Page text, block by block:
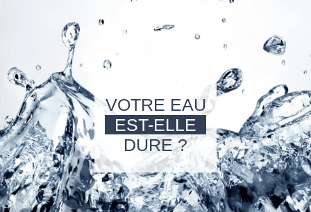
VOTRE EAU
EST-ELLE
DURE ?